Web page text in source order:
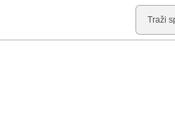
Pretraga